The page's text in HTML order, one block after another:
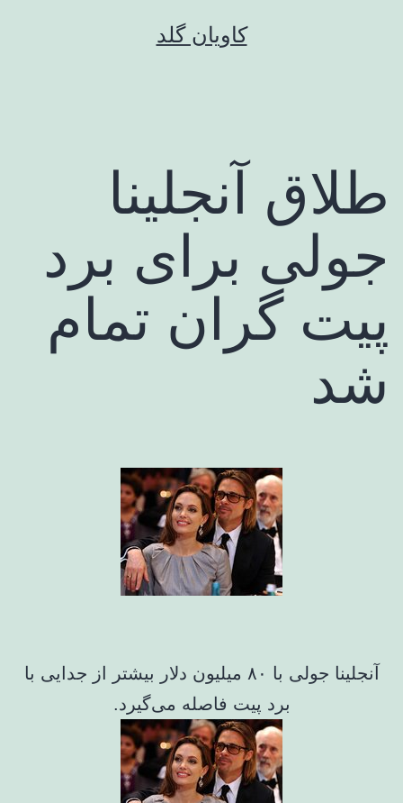
کاویان گلد
طلاق آنجلینا
جولی برای برد
پیت گران تمام
شد
آنجلینا جولی با ۸۰ میلیون دلار بیشتر از جدایی با
برد پیت فاصله می‌گیرد.